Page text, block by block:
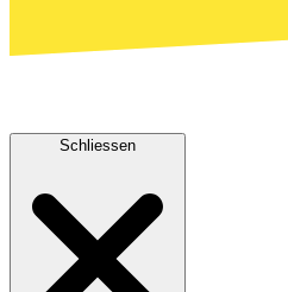
Schliessen